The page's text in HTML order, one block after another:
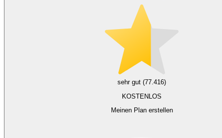
sehr gut (77.416)
KOSTENLOS
Meinen Plan erstellen